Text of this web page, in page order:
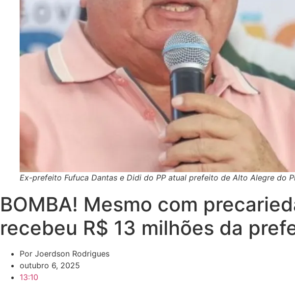
Ex-prefeito Fufuca Dantas e Didi do PP atual prefeito de Alto Alegre do
BOMBA! Mesmo com
recebeu R$ 13 milhões da
Por Joerdson Rodrigues
outubro 6, 2025
13:10